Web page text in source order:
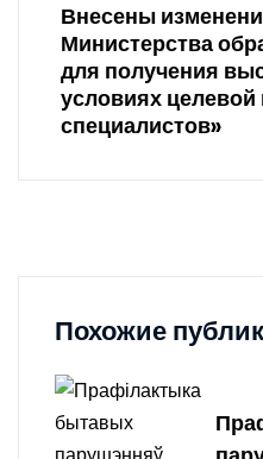
Внесены
Министерства
для получения
условиях целевой
специалистов»
Похожие